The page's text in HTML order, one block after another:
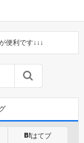
便利です↓↓↓
はてブ